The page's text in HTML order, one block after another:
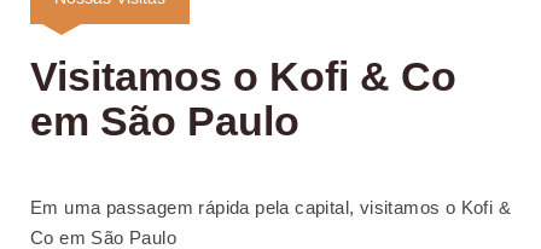
Visitamos o Kofi & Co
em São Paulo
Em uma passagem rápida pela capital, visitamos o Kofi &
Co em São Paulo